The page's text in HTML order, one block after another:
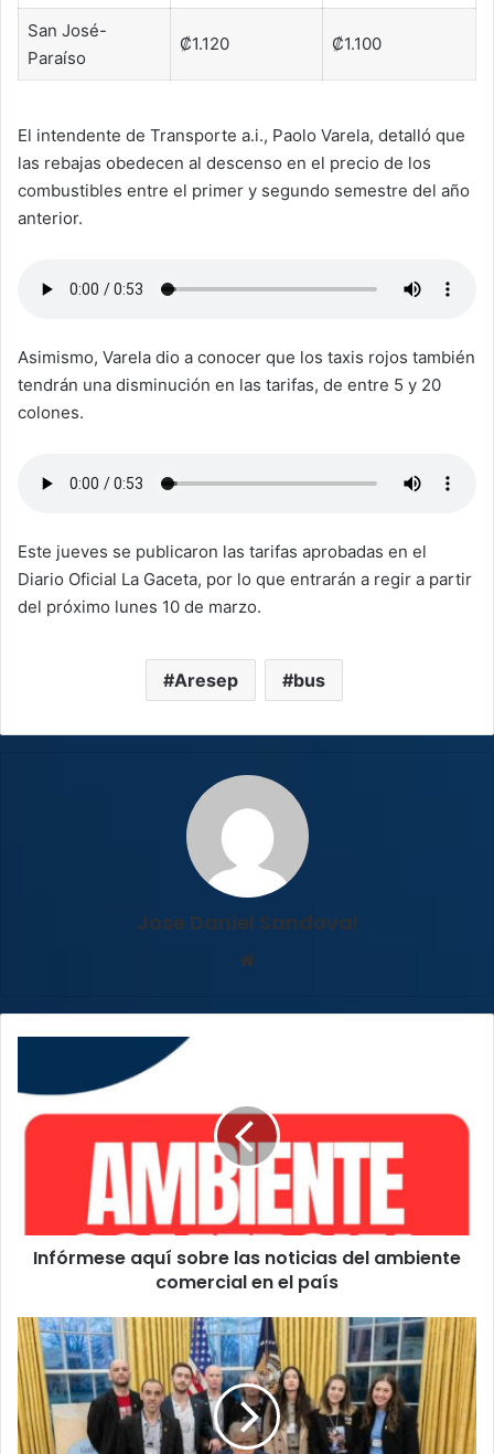
San José-
Paraíso
₡1.120 ₡1.100
El intendente de Transporte a.i., Paolo Varela, detalló que
las rebajas obedecen al descenso en el precio de los
combustibles entre el primer y segundo semestre del año
anterior.
Asimismo, Varela dio a conocer que los taxis rojos también
tendrán una disminución en las tarifas, de entre 5 y 20
colones.
Este jueves se publicaron las tarifas aprobadas en el
Diario Oficial La Gaceta, por lo que entrarán a regir a partir
del próximo lunes 10 de marzo.
Aresep bus
Jose Daniel Sandoval
sobre
las
en
Infórmese aquí sobre las noticias del ambiente
comercial en el país
Trump
inicia
negociación
secreta
con
Hamas